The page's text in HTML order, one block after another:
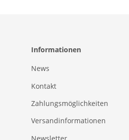
Informationen
News
Kontakt
Zahlungsmöglichkeiten
Versandinformationen